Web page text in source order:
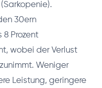
(Sarkopenie).
30ern
Prozent
wobei der Verlust
Weniger
Leistung, geringere